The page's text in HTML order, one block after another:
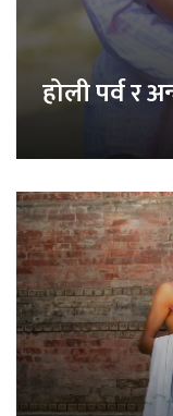
होली पर्व र